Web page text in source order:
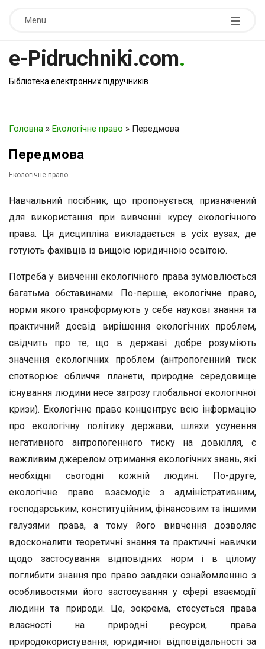
Menu
e-Pidruchniki.com.
Бібліотека електронних підручників
Головна » Екологічне право » Передмова
Передмова
Екологічне право
Навчальний посібник, що пропонується, призначений
для використання при вивченні курсу екологічного
права. Ця дисципліна викладається в усіх вузах, де
готують фахівців із вищою юридичною освітою.
Потреба у вивченні екологічного права зумовлюється
багатьма обставинами. По-перше, екологічне право,
норми якого трансформують у себе наукові знання та
практичний досвід вирішення екологічних проблем,
свідчить про те, що в державі добре розуміють
значення екологічних проблем (антропогенний тиск
спотворює обличчя планети, природне середовище
існування людини несе загрозу глобальної екологічної
кризи). Екологічне право концентрує всю інформацію
про екологічну політику держави, шляхи усунення
негативного антропогенного тиску на довкілля, є
важливим джерелом отримання екологічних знань, які
необхідні сьогодні кожній людині. По-друге,
екологічне право взаємодіє з адміністративним,
господарським, конституційним, фінансовим та іншими
галузями права, а тому його вивчення дозволяє
вдосконалити теоретичні знання та практичні навички
щодо застосування відповідних норм і в цілому
поглибити знання про право завдяки ознайомленню з
особливостями його застосування у сфері взаємодії
людини та природи. Це, зокрема, стосується права
власності на природні ресурси, права
природокористування, юридичної відповідальності за